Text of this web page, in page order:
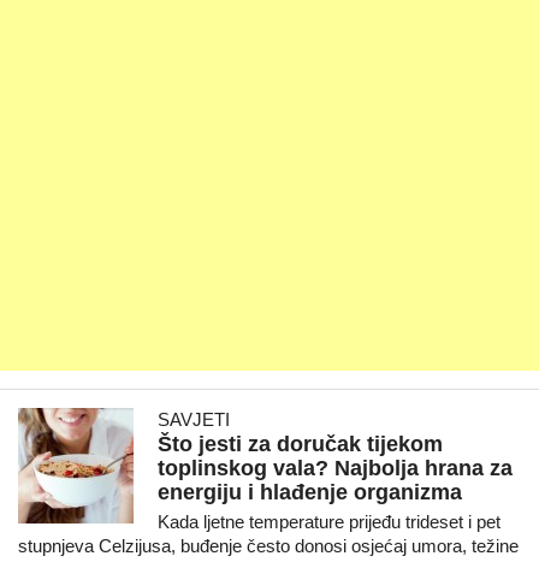
SAVJETI
Što jesti za doručak tijekom
toplinskog vala? Najbolja hrana za
energiju i hlađenje organizma
Kada ljetne temperature prijeđu trideset i pet
stupnjeva Celzijusa, buđenje često donosi osjećaj umora, težine